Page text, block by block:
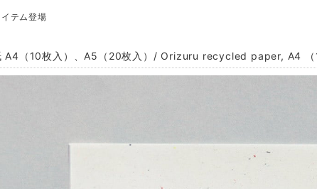
テム登場
A4（10枚入）、A5（20枚入）/ Orizuru recycled paper, A4